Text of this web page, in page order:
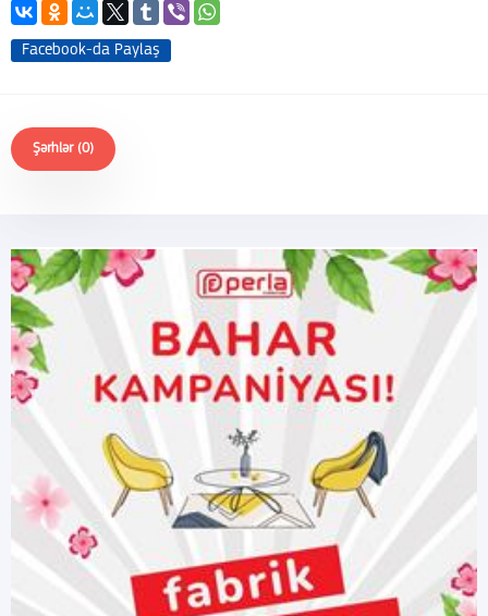
Facebook-da Paylaş
Şərhlər (0)